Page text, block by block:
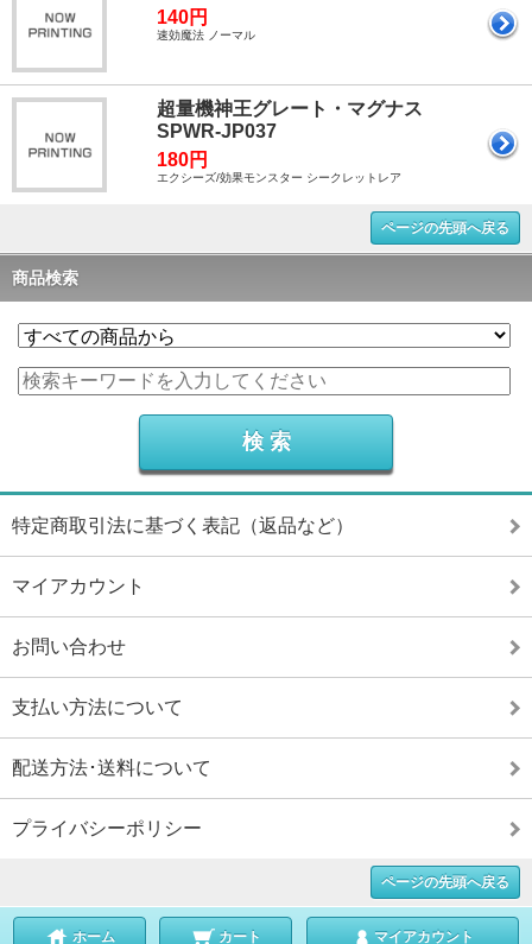
140円
速効魔法 ノーマル
超量機神王グレート・マグナス
SPWR-JP037
180円
エクシーズ/効果モンスター シークレットレア
ページの先頭へ戻る
商品検索
特定商取引法に基づく表記（返品など）
マイアカウント
お問い合わせ
支払い方法について
配送方法･送料について
プライバシーポリシー
ページの先頭へ戻る
ホーム カート マイアカウント